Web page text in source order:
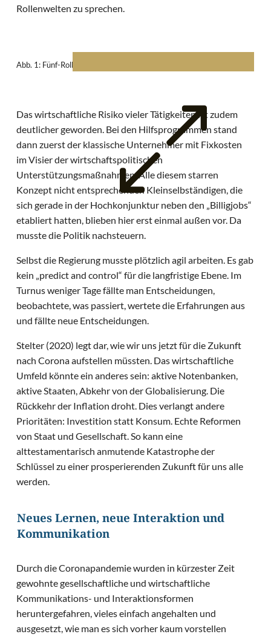
Rollenwelten zu sprechen.
Abb. 1: Fünf-Rollenwelten-Modell (nach Mohr, 2015, S. 55)
Das wirtschaftliche Risiko vieler Tätigkeiten ist zudem
deutlicher geworden. Bei den Hilfsprogrammen stand
dann zuerst der klassische Unternehmer mit Fixkosten
im Visier der wirtschaftspolitischen
Unterstützungsmaßnahmen. Alle diesem starren
Konzept nicht entsprechenden Kleinselbständigen, die
sich gerade in der Hochkonjunktur neben den „Billigjobs“
etabliert hatten, blieben hier erst einmal außen vor. Da
musste die Politik nachsteuern.
Selbst die Regierung musste plötzlich agil arbeiten. Es gab
kein „predict and control“ für die langfristige Ebene. Im
Turnus weniger Tage fällte man Entscheidungen,
beobachtete, was passiert, wertete die Erfahrungen aus
und fällte neue Entscheidungen.
Stelter (2020) legt dar, wie wir uns jetzt für die Zukunft
nach Corona aufstellen müssten. Das wirtschaftliche
Umfeld könnte ein anderes sein: aktive Notenbanken,
aktive Staaten, Abkehr von der Globalisierung. Die
Rückkehr der Inflation droht. Dies verlangt andere
Prioritäten: Investition statt Konsum. Echte Reformen
von Staat und Gesellschaft. So kann eine
alttestamentarisch anmutende Katastrophe der
Schlüssel zu einer prosperierenden Zukunft für uns alle
werden.
Neues Lernen, neue Interaktion und
Kommunikation
Durch die Coronapandemie wurden in kürzester Zeit
gewohnte gesellschaftliche und wirtschaftliche
Kommunikations- und Interaktionsformen
heruntergefahren, vieles einfach angehalten und
ausgesetzt, wie man es sich vorher kaum vorstellen